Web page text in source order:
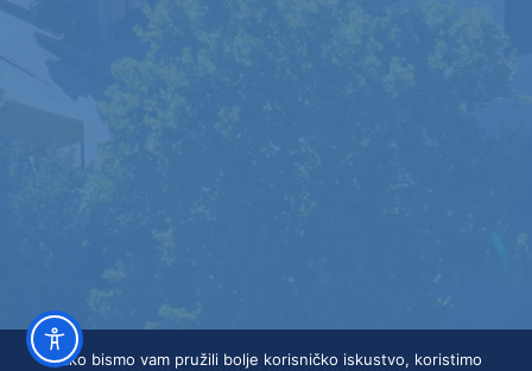
Kako bismo vam pružili bolje korisničko iskustvo, koristimo